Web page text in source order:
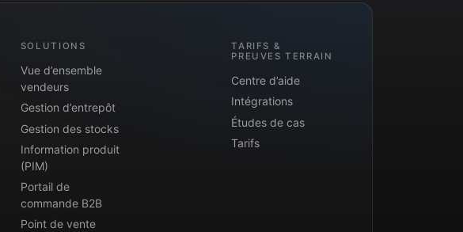
SOLUTIONS
Vue d’ensemble
vendeurs
Gestion d’entrepôt
Gestion des stocks
Information produit
(PIM)
Portail de
commande B2B
Point de vente
TARIFS &
PREUVES TERRAIN
Centre d’aide
Intégrations
Études de cas
Tarifs